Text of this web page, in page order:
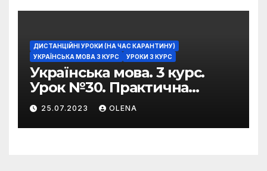
ДИСТАНЦІЙНІ УРОКИ (НА ЧАС КАРАНТИНУ)
УКРАЇНСЬКА МОВА 3 КУРС
УРОКИ 3 КУРС
Українська мова. 3 курс.
Урок №30. Практична
риторика. Оцінювальні
жанри. Характеристика
25.07.2023 OLENA